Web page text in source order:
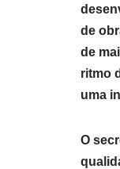
de
de
ritmo
uma
O